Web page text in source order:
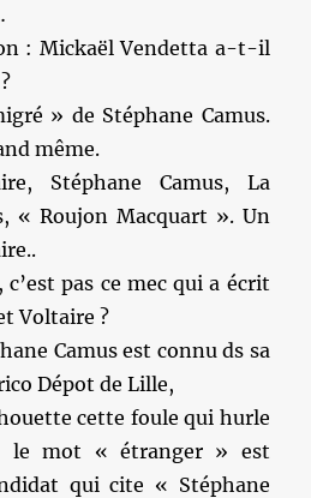
: Mickaël Vendetta a-t-il
» de Stéphane Camus.
même.
Stéphane Camus, La
« Roujon Macquart ». Un
pas ce mec qui a écrit
Voltaire ?
Camus est connu ds sa
Dépot de Lille,
cette foule qui hurle
le mot « étranger » est
qui cite « Stéphane